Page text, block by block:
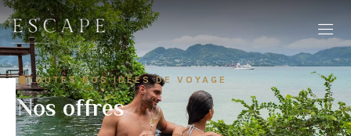
TOUTES NOS IDÉES DE VOYAGE
Nos offres